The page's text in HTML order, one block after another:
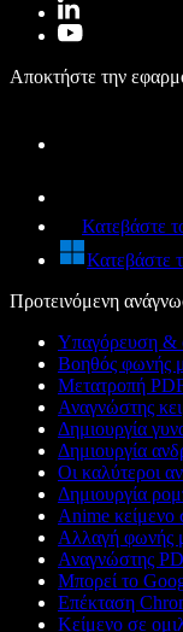
Αποκτήστε την
Κατεβάστε
Κατεβάστε
Προτεινόμενη
Υπαγόρευση &
Βοηθός φωνής
Μετατροπή
Αναγνώστης
Δημιουργία
Δημιουργία
Οι καλύτεροι
Δημιουργία
Anime κείμενο
Αλλαγή φωνής
Αναγνώστης
Μπορεί το
Επέκταση
Κείμενο σε